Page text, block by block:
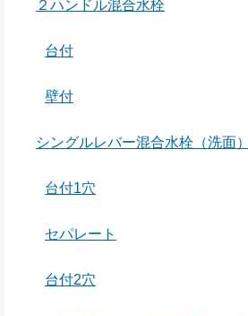
２ハンドル混合水栓
台付
壁付
シングルレバー混合水栓（洗面）
台付1穴
セパレート
台付2穴